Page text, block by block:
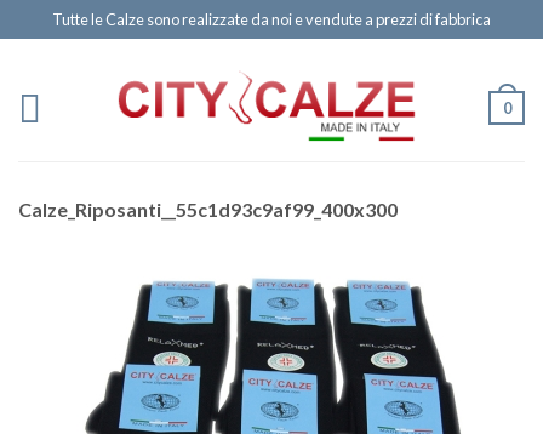
Tutte le Calze sono realizzate da noi e vendute a prezzi di fabbrica
0
Calze_Riposanti__55c1d93c9af99_400x300